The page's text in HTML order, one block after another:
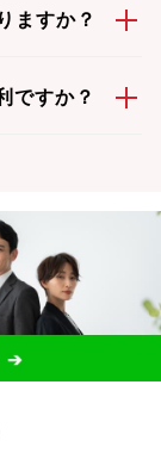
ますか？
ですか？